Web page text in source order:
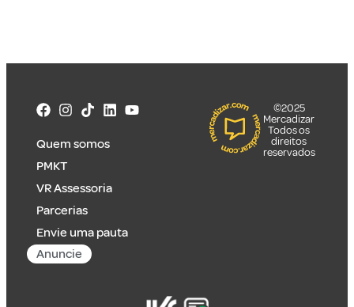
Quem somos
PMKT
VR Assessoria
Parcerias
Envie uma pauta
Anuncie
©2025
Mercadizar
Todos os
direitos
reservados